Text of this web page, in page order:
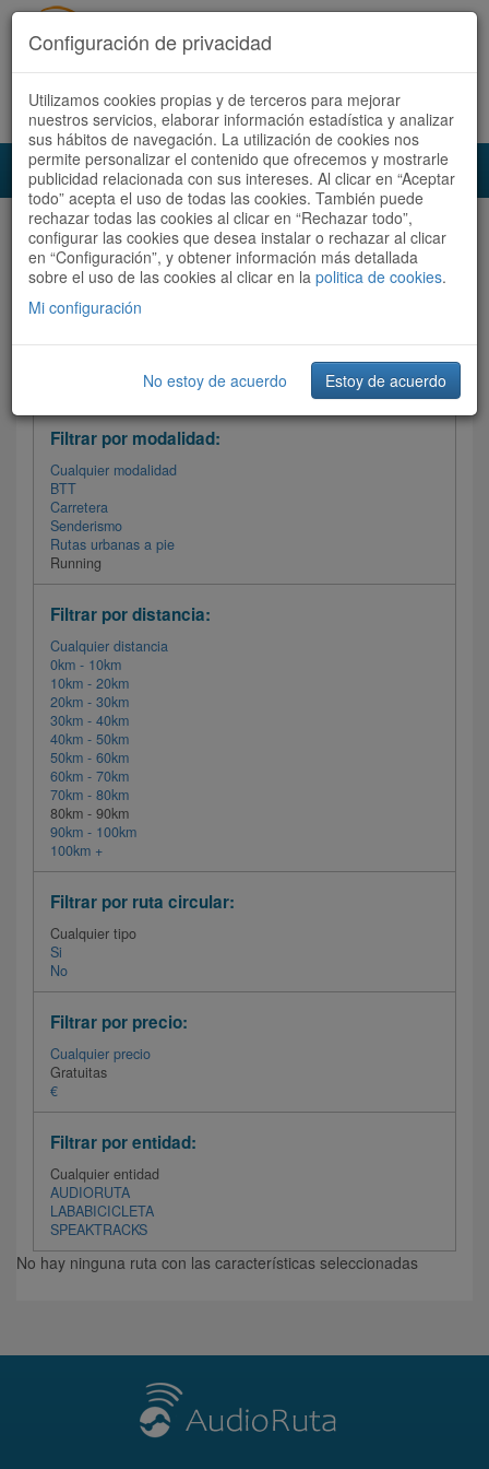
Acceder Registrate ahora Español | Català
Audioruta Todas las rutas
Todas las rutas Ordenar por:Más recientes
Filtrar las rutas
Filtrar por modalidad:
Cualquier modalidad
BTT
Carretera
Senderismo
Rutas urbanas a pie
Running
Filtrar por distancia:
Cualquier distancia
0km - 10km
10km - 20km
20km - 30km
30km - 40km
40km - 50km
50km - 60km
60km - 70km
70km - 80km
80km - 90km
90km - 100km
100km +
Filtrar por ruta circular:
Cualquier tipo
Si
No
Filtrar por precio:
Cualquier precio
Gratuitas
€
Filtrar por entidad:
Cualquier entidad
AUDIORUTA
LABABICICLETA
SPEAKTRACKS
No hay ninguna ruta con las características seleccionadas
Configuración de privacidad
Utilizamos cookies propias y de terceros para mejorar
nuestros servicios, elaborar información estadística y analizar
sus hábitos de navegación. La utilización de cookies nos
permite personalizar el contenido que ofrecemos y mostrarle
publicidad relacionada con sus intereses. Al clicar en “Aceptar
todo” acepta el uso de todas las cookies. También puede
rechazar todas las cookies al clicar en “Rechazar todo”,
configurar las cookies que desea instalar o rechazar al clicar
en “Configuración”, y obtener información más detallada
sobre el uso de las cookies al clicar en la politica de cookies.
Mi configuración
No estoy de acuerdo Estoy de acuerdo